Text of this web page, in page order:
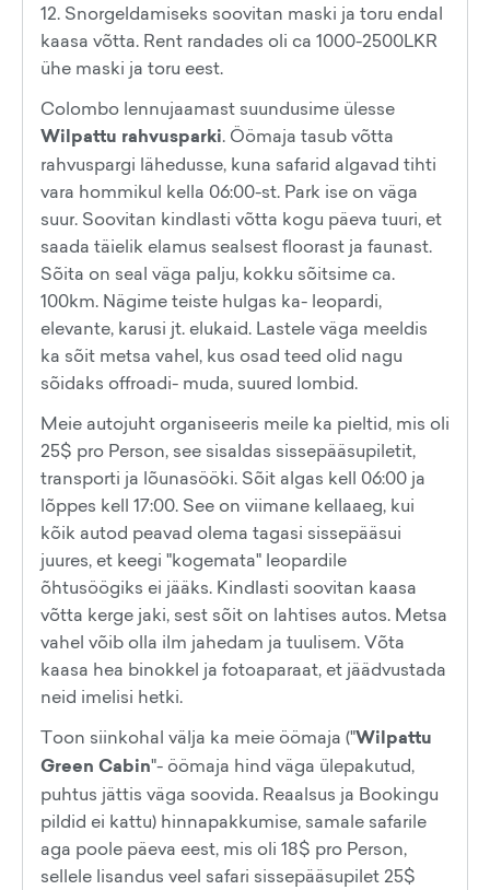
12. Snorgeldamiseks soovitan maski ja toru endal
kaasa võtta. Rent randades oli ca 1000-2500LKR
ühe maski ja toru eest.
Colombo lennujaamast suundusime ülesse
Wilpattu rahvusparki. Öömaja tasub võtta
rahvuspargi lähedusse, kuna safarid algavad tihti
vara hommikul kella 06:00-st. Park ise on väga
suur. Soovitan kindlasti võtta kogu päeva tuuri, et
saada täielik elamus sealsest floorast ja faunast.
Sõita on seal väga palju, kokku sõitsime ca.
100km. Nägime teiste hulgas ka- leopardi,
elevante, karusi jt. elukaid. Lastele väga meeldis
ka sõit metsa vahel, kus osad teed olid nagu
sõidaks offroadi- muda, suured lombid.
Meie autojuht organiseeris meile ka pieltid, mis oli
25$ pro Person, see sisaldas sissepääsupiletit,
transporti ja lõunasööki. Sõit algas kell 06:00 ja
lõppes kell 17:00. See on viimane kellaaeg, kui
kõik autod peavad olema tagasi sissepääsui
juures, et keegi "kogemata" leopardile
õhtusöögiks ei jääks. Kindlasti soovitan kaasa
võtta kerge jaki, sest sõit on lahtises autos. Metsa
vahel võib olla ilm jahedam ja tuulisem. Võta
kaasa hea binokkel ja fotoaparaat, et jäädvustada
neid imelisi hetki.
Toon siinkohal välja ka meie öömaja ("Wilpattu
Green Cabin"- öömaja hind väga ülepakutud,
puhtus jättis väga soovida. Reaalsus ja Bookingu
pildid ei kattu) hinnapakkumise, samale safarile
aga poole päeva eest, mis oli 18$ pro Person,
sellele lisandus veel safari sissepääsupilet 25$